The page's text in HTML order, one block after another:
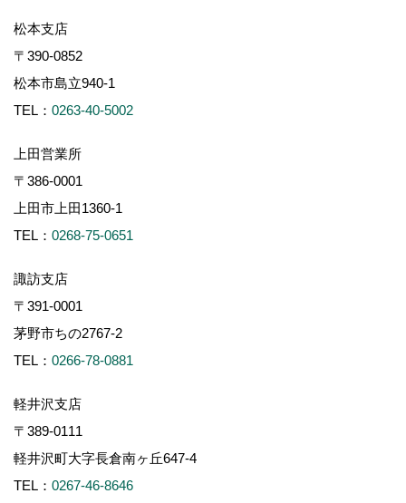
松本支店
〒390-0852
松本市島立940-1
TEL： 0263-40-5002
上田営業所
〒386-0001
上田市上田1360-1
TEL： 0268-75-0651
諏訪支店
〒391-0001
茅野市ちの2767-2
TEL： 0266-78-0881
軽井沢支店
〒389-0111
軽井沢町大字長倉南ヶ丘647-4
TEL： 0267-46-8646